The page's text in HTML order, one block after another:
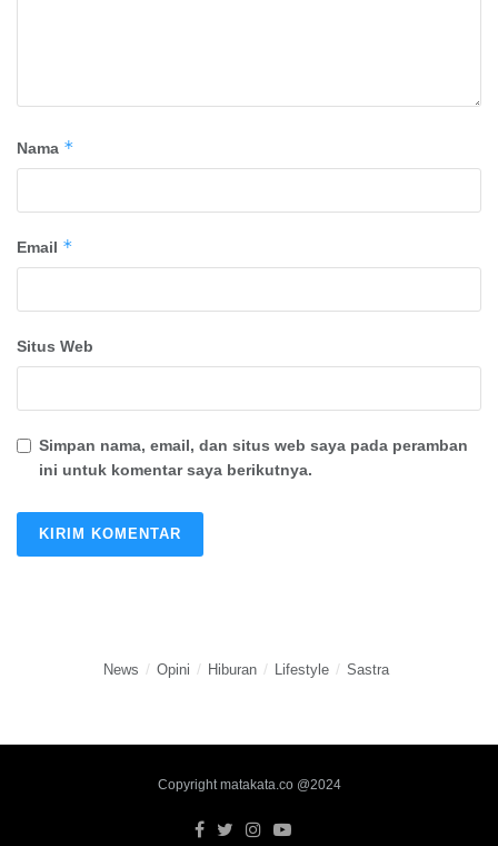
Nama *
Email *
Situs Web
Simpan nama, email, dan situs web saya pada peramban
ini untuk komentar saya berikutnya.
News Opini Hiburan Lifestyle Sastra
Copyright matakata.co @2024